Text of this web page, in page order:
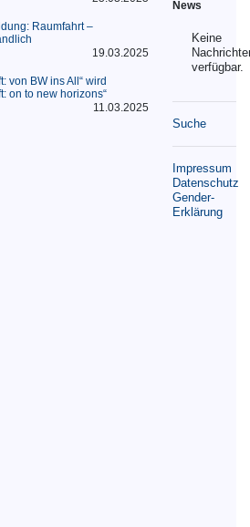
Raumfahrt –
19.03.2025
von BW ins All“ wird
on to new horizons“
11.03.2025
News
Keine
verfügbar.
Suche
Impressum
Datenschutz
Gender-
Erklärung